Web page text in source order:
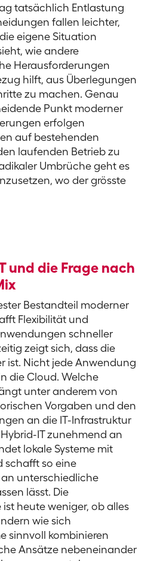
tatsächlich Entlastung
fallen leichter,
eigene Situation
wie andere
Herausforderungen
hilft, aus Überlegungen
zu machen. Genau
Punkt moderner
erfolgen
auf bestehenden
laufenden Betrieb zu
Umbrüche geht es
wo der grösste
und die Frage nach
Bestandteil moderner
Flexibilität und
schneller
zeigt sich, dass die
ist. Nicht jede Anwendung
die Cloud. Welche
unter anderem von
Vorgaben und den
an die IT-Infrastruktur
IT zunehmend an
lokale Systeme mit
schafft so eine
unterschiedliche
lässt. Die
heute weniger, ob alles
wie sich
sinnvoll kombinieren
Ansätze nebeneinander